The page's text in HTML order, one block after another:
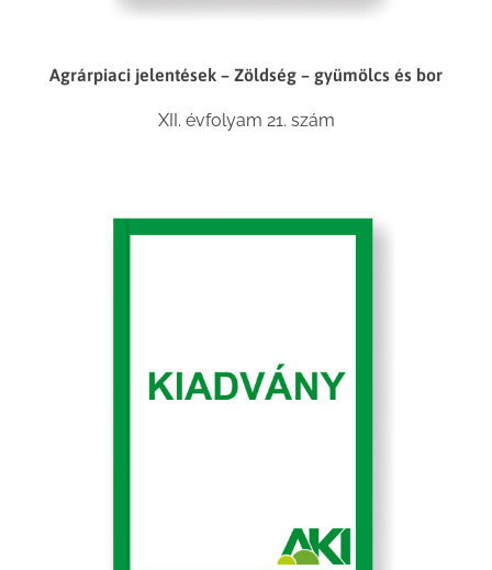
Agrárpiaci jelentések – Zöldség – gyümölcs és bor
XII. évfolyam 21. szám